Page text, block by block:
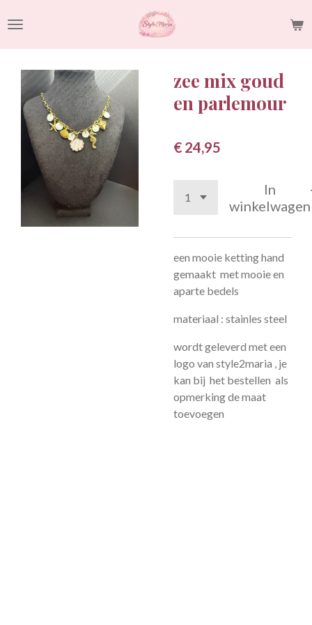
direct
naar
hoofdinhoud
zee mix goud
en parlemour
€ 24,95
In
winkelwagen
een mooie ketting hand
gemaakt met mooie en
aparte bedels
materiaal : stainles steel
wordt geleverd met een
logo van style2maria , je
kan bij het bestellen als
opmerking de maat
toevoegen